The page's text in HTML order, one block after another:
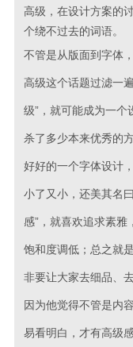
高级，在设计方案的
个绕不过去的词语。
不管是从版面到字体
高级这个话题过滤一
级”，就可能成为一
杀了多少本来优秀的
好好的一个字体设计
小了又小，还美其名
感”，就喜欢追求素
饱和度调低；总之就
非要让大家去细品、
因为他觉得不管是内
易看明白，才有高级